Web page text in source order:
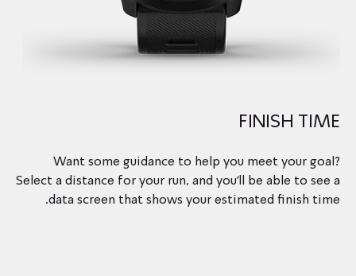
FINISH TIME
Want some guidance to help you meet your goal?
Select a distance for your run, and you’ll be able to see a
data screen that shows your estimated finish time.